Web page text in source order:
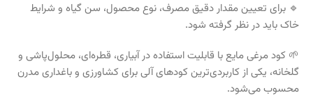
🔹 برای تعیین مقدار دقیق مصرف، نوع محصول، سن گیاه و شرایط
خاک باید در نظر گرفته شود.
🌱 کود مرغی مایع با قابلیت استفاده در آبیاری، قطره‌ای، محلول‌پاشی و
گلخانه، یکی از کاربردی‌ترین کودهای آلی برای کشاورزی و باغداری مدرن
محسوب می‌شود.